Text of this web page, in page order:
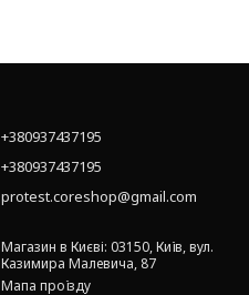
+380937437195
+380937437195
protest.coreshop@gmail.com
Магазин в Києві: 03150, Київ, вул.
Казимира Малевича, 87
Мапа проїзду